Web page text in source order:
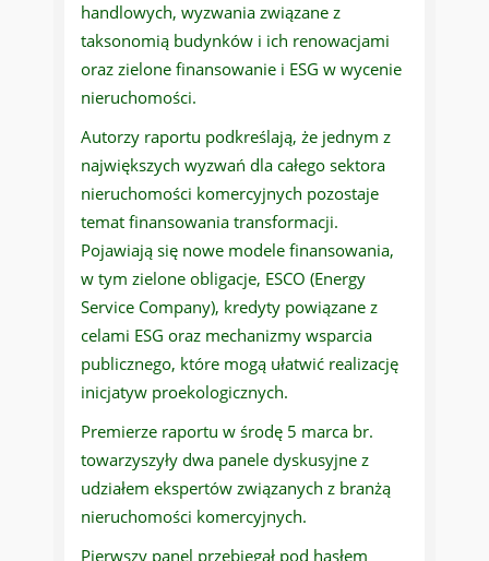
handlowych, wyzwania związane z
taksonomią budynków i ich renowacjami
oraz zielone finansowanie i ESG w wycenie
nieruchomości.
Autorzy raportu podkreślają, że jednym z
największych wyzwań dla całego sektora
nieruchomości komercyjnych pozostaje
temat finansowania transformacji.
Pojawiają się nowe modele finansowania,
w tym zielone obligacje, ESCO (Energy
Service Company), kredyty powiązane z
celami ESG oraz mechanizmy wsparcia
publicznego, które mogą ułatwić realizację
inicjatyw proekologicznych.
Premierze raportu w środę 5 marca br.
towarzyszyły dwa panele dyskusyjne z
udziałem ekspertów związanych z branżą
nieruchomości komercyjnych.
Pierwszy panel przebiegał pod hasłem